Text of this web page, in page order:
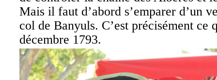
Mais il faut d’abord s’emparer d’un
col de Banyuls. C’est précisément ce
décembre 1793.